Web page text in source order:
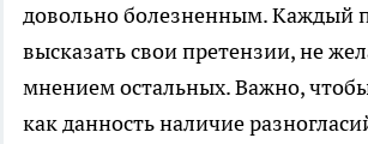
довольно болезненным. Каждый
высказать свои претензии, не
мнением остальных. Важно,
как данность наличие